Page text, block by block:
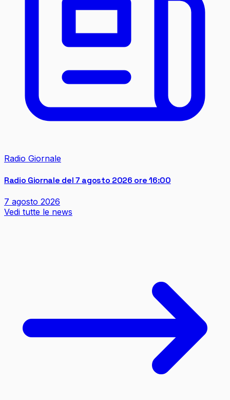
Radio Giornale
Radio Giornale del 7 agosto 2026 ore 16:00
7 agosto 2026
Vedi tutte le news